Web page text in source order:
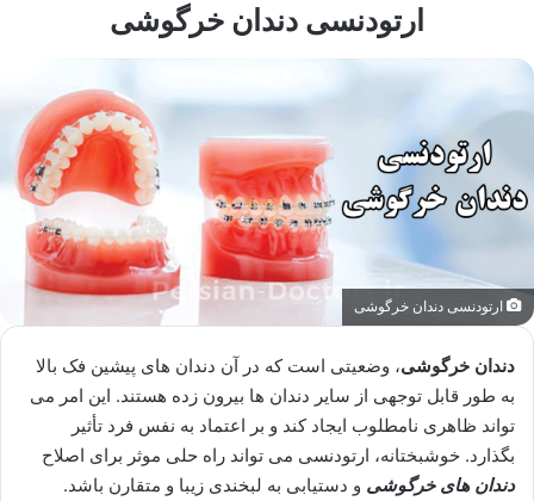
ارتودنسی دندان خرگوشی
ارتودنسی دندان خرگوشی
دندان خرگوشی، وضعیتی است که در آن دندان های پیشین فک بالا
به طور قابل توجهی از سایر دندان ها بیرون زده هستند. این امر می
تواند ظاهری نامطلوب ایجاد کند و بر اعتماد به نفس فرد تأثیر
بگذارد. خوشبختانه، ارتودنسی می تواند راه حلی موثر برای اصلاح
دندان های خرگوشی و دستیابی به لبخندی زیبا و متقارن باشد.